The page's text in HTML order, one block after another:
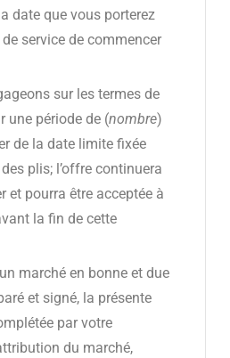
date que vous porterez
service de commencer
sur les termes de
une période de (nombre)
de la date limite fixée
plis; l’offre continuera
et pourra être acceptée à
la fin de cette
marché en bonne et due
et signé, la présente
par votre
du marché,